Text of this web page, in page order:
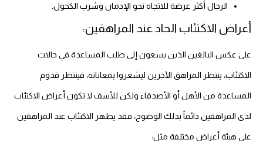
الرجال أكثر عرضة للاتجاه نحو الإدمان وشرب الكحول.
أعراض الاكتئاب الحاد عند المراهقين:
على عكس البالغين الذين يسعون إلى طلب المساعدة في حالات
الاكتئاب، ينتظر المراهق الآخرين ليشعروا بمعاناته، فينتظر قدوم
المساعدة من الأهل أو الأصدقاء ولكن للأسف لا تكون أعراض الاكتئاب
لدى المراهقين دائماً بذلك الوضوح، فقد يظهر الاكتئاب عند المراهقين
على هيئة أعراض مختلفة مثل: